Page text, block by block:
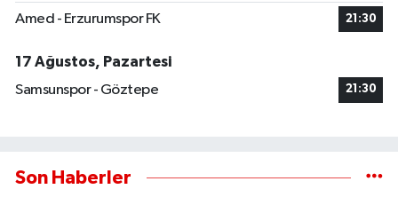
Amed - Erzurumspor FK 21:30
17 Ağustos, Pazartesi
Samsunspor - Göztepe
21:30
Son Haberler